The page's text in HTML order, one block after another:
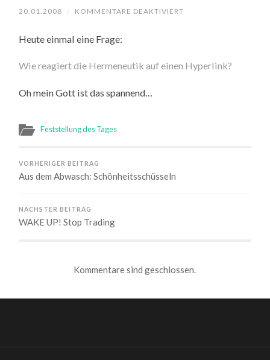
20.01.2008 / KOMMENTARE DEAKTIVIERT
Heute einmal eine Frage:
Wie reagiert die Hermeneutik auf einen Hyperlink?
Oh mein Gott ist das spannend…
Feststellung des Tages
VORHERIGER BEITRAG
Aus dem Abwasch: Schönheitsschüsseln
NÄCHSTER BEITRAG
WAKE UP! Stop Trading
Kommentare sind geschlossen.